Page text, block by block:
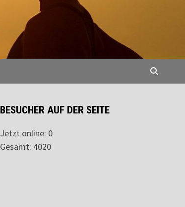
BESUCHER AUF DER SEITE
Jetzt online: 0
Gesamt: 4020